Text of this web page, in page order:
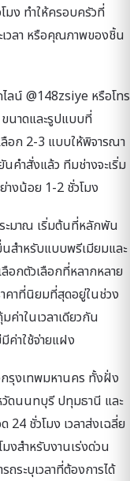
มง ทำให้ครอบครัวที่
เวลา หรือคุณภาพของชิ้น
ลน์ @148zsiye หรือโทร
นาดและรูปแบบที่
ลือก 2-3 แบบให้พิจารณา
คำสั่งแล้ว ทีมช่างจะเริ่ม
งน้อย 1-2 ชั่วโมง
ะมาณ เริ่มต้นที่หลักพัน
สำหรับแบบพรีเมียมและ
อกตัวเลือกที่หลากหลาย
คาที่นิยมที่สุดอยู่ในช่วง
ค่าในเวลาเดียวกัน
ค่าใช้จ่ายแฝง
รุงเทพมหานคร ทั้งฝั่ง
ดนนทบุรี ปทุมธานี และ
ชั่วโมง เวลาส่งเฉลี่ย
งสำหรับงานเร่งด่วน
ถระบุเวลาที่ต้องการได้